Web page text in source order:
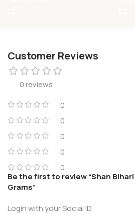
Customer Reviews
0 reviews
0
0
0
0
0
Be the first to review “Shan
Grams”
Login with your Social ID